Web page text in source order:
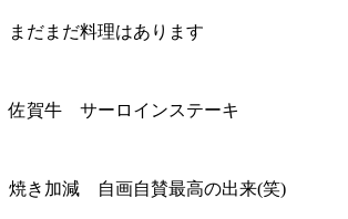
まだまだ料理はあります
佐賀牛 サーロインステーキ
焼き加減 自画自賛最高の出来(笑)